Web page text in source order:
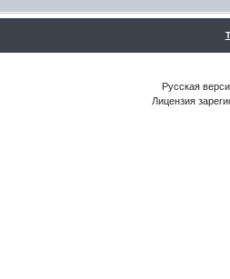
Русская
Лицензия